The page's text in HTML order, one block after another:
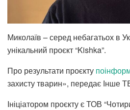
Миколаїв – серед небагатьох в
унікальний проєкт “Kishka”.
Про результати проєкту
захисту тварин», передає Інше
Ініціатором проєкту є ТОВ